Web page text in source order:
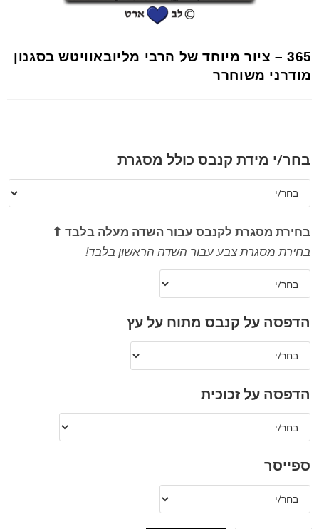
365 – ציור מיוחד של הרבי מליובאוויטש בסגנון
מודרני משוחרר
בחר/י מידת קנבס כולל מסגרת
בחירת מסגרת לקנבס עבור השדה מעלה בלבד ⬆
בחירת מסגרת צבע עבור השדה הראשון בלבד!
הדפסה על קנבס מתוח על עץ
הדפסה על זכוכית
ספייסר